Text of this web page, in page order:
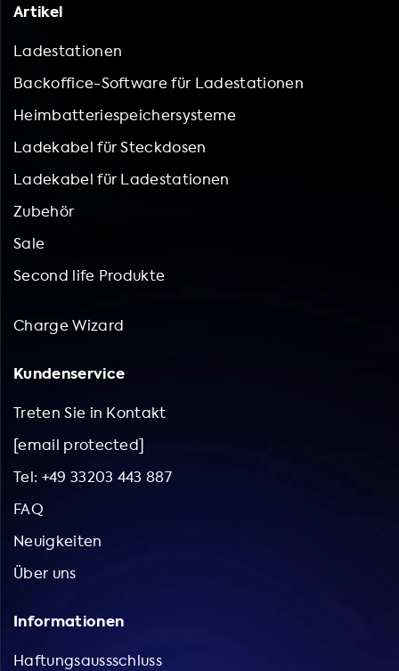
Artikel
Ladestationen
Backoffice-Software für Ladestationen
Heimbatteriespeichersysteme
Ladekabel für Steckdosen
Ladekabel für Ladestationen
Zubehör
Sale
Second life Produkte
Charge Wizard
Kundenservice
Treten Sie in Kontakt
[email protected]
Tel: +49 33203 443 887
FAQ
Neuigkeiten
Über uns
Informationen
Haftungsaussschluss